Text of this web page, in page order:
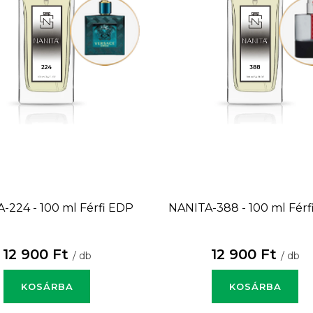
224 - 100 ml Férfi EDP
12 900 Ft / db
KOSÁRBA
NANITA-388 - 100 ml
12 900 Ft / db
KOSÁRBA